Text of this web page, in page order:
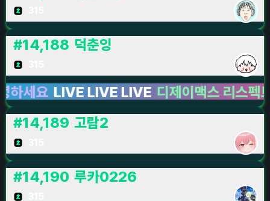
#14,188 덕춘잉
LIVE LIVE LIVE 디제이맥스 리스펙트 V
#14,189 고람2
#14,190 루카0226